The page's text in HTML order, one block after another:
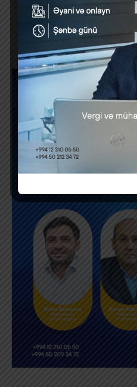
Previous Post